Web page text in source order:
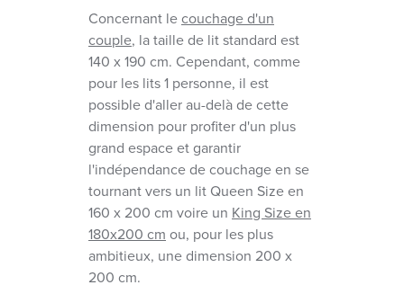
Concernant lecouchage d'un
couple, la taille de lit standard est
140 x 190 cm. Cependant, comme
pour les lits 1 personne, il est
possible d'aller au-delà de cette
dimension pour profiter d'un plus
grand espace et garantir
l'indépendance de couchage en se
tournant vers un lit Queen Size en
160 x 200 cm voire un King Size en
180x200 cm ou, pour les plus
ambitieux, une dimension 200 x
200 cm.